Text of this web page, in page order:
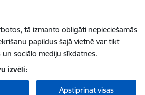
tā izmanto obligāti nepieciešamās
papildus šajā vietnē var tikt
sociālo mediju sīkdatnes.
izvēli:
Apstiprināt visas